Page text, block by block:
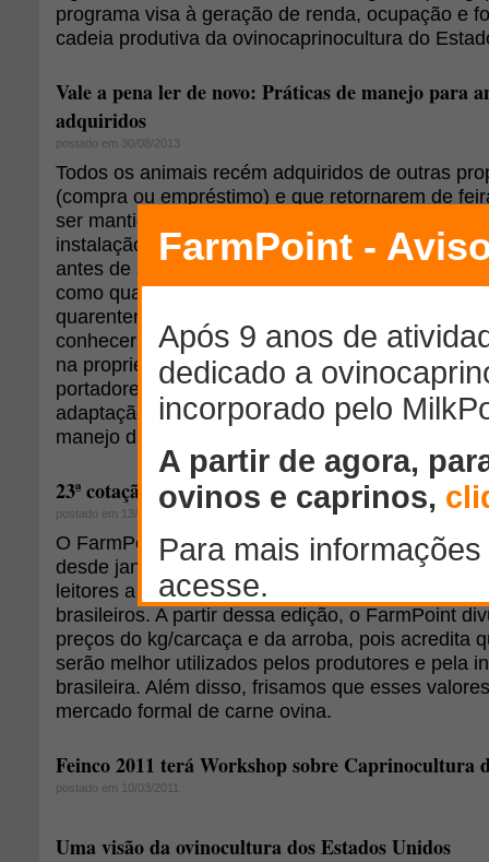
programa visa à geração de renda, ocupação e
cadeia produtiva da ovinocaprinocultura do
Vale a pena ler de novo: Práticas de manejo para
adquiridos
postado em 30/08/2013
Todos os animais recém adquiridos de outras
(compra ou empréstimo) e que retornarem de
ser mantidos em observação por um período de
instalação isolada aos demais animais da
antes de serem introduzidos no rebanho. Essa
como quarentenário pode ser um piquete, uma
quarentena é uma medida preventiva que tem
conhecer o estado sanitário dos animais que
na propriedade e certificar-se de que os mesmos
portadores de doenças. Além disso, a
adaptação gradativa dos animais ao novo
manejo da propriedade.
23ª cotação mensal do preço do cordeiro: kg/
postado em 13/06/2013
O FarmPoint está realizando a cotação mensal
desde janeiro de 2011. A princípio, o projeto
leitores a cotação do preço do kg/vivo praticado
brasileiros. A partir dessa edição, o FarmPoint
preços do kg/carcaça e da arroba, pois acredita
serão melhor utilizados pelos produtores e pela
brasileira. Além disso, frisamos que esses
mercado formal de carne ovina.
Feinco 2011 terá Workshop sobre Caprinocultura
postado em 10/03/2011
Uma visão da ovinocultura dos Estados Unidos